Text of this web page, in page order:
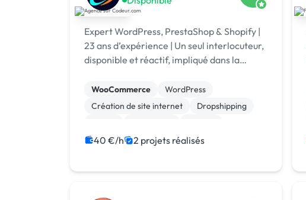
Expert WordPress, PrestaShop & Shopify |
23 ans d’expérience | Un seul interlocuteur,
disponible et réactif, impliqué dans la
WooCommerce
WordPress
Création de site internet
Dropshipping
Site E-commerce
CMS
40 €/h 2 projets réalisés